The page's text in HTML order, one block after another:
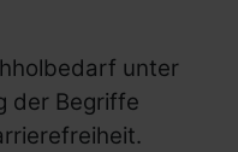
unter
der Begriffe